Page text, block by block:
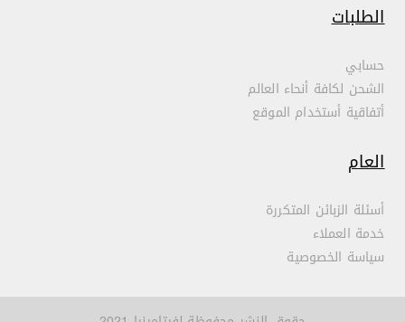
الطلبات
حسابي
الشحن لكافة أنحاء العالم
أتفاقية أستخدام الموقع
العام
أسئلة الزبائن المتكررة
خدمة العملاء
سياسة الخصوصية